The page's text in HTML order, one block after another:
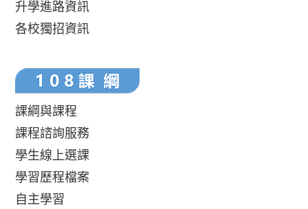
升學進路資訊
各校獨招資訊
課綱與課程
課程諮詢服務
學生線上選課
學習歷程檔案
自主學習